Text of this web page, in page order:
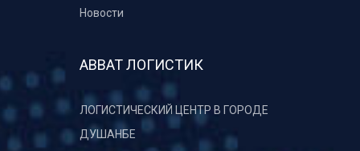
Новости
АВВАТ ЛОГИСТИК
ЛОГИСТИЧЕСКИЙ ЦЕНТР В ГОРОДЕ
ДУШАНБЕ